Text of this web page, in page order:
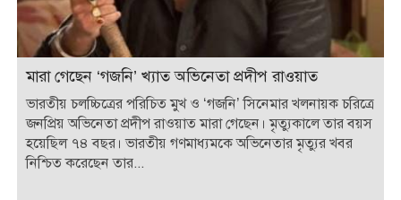
মারা গেছেন ‘গজনি’ খ্যাত অভিনেতা প্রদীপ রাওয়াত
ভারতীয় চলচ্চিত্রের পরিচিত মুখ ও ‘গজনি’ সিনেমার খলনায়ক চরিত্রে
জনপ্রিয় অভিনেতা প্রদীপ রাওয়াত মারা গেছেন। মৃত্যুকালে তার বয়স
হয়েছিল ৭৪ বছর। ভারতীয় গণমাধ্যমকে অভিনেতার মৃত্যুর খবর
নিশ্চিত করেছেন তার...